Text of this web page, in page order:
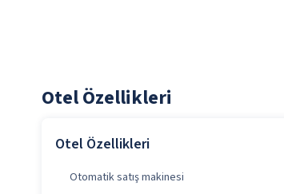
Otel Özellikleri
Otel Özellikleri
Otomatik satış makinesi